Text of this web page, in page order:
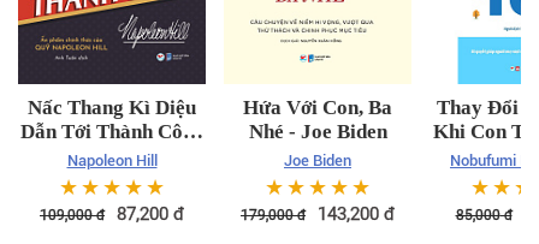
Nấc Thang Kì Diệu
Dẫn Tới Thành Công
- Napoleon Hill
Napoleon Hill
☆☆☆☆☆
109,000đ 87,200 đ
Hứa Với Con, Ba
Nhé - Joe Biden
Joe Biden
☆☆☆☆☆
179,000đ 143,200 đ
Thay Đổi
Khi Con
Nobufumi
☆☆☆
85,000đ